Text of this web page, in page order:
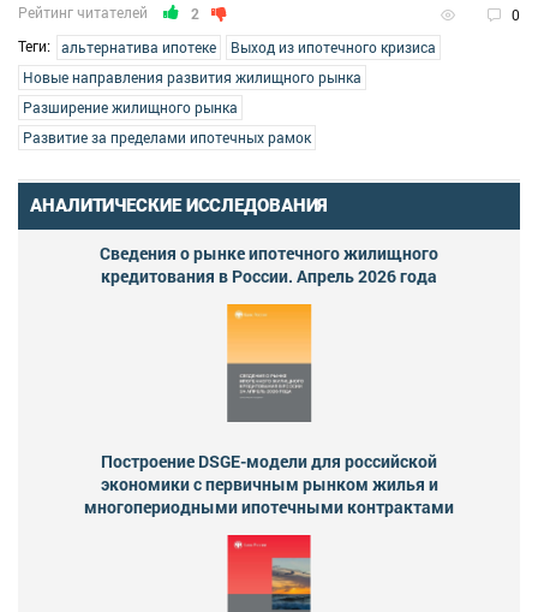
Рейтинг читателей 2 0
Теги: альтернатива ипотеке
Выход из ипотечного кризиса
Новые направления развития жилищного рынка
Разширение жилищного рынка
Развитие за пределами ипотечных рамок
АНАЛИТИЧЕСКИЕ ИССЛЕДОВАНИЯ
Сведения о рынке ипотечного жилищного
кредитования в России. Апрель 2026 года
Построение DSGE-модели для российской
экономики с первичным рынком жилья и
многопериодными ипотечными контрактами